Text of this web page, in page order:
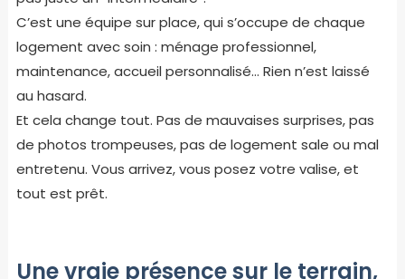
C’est une équipe sur place, qui s’occupe de chaque
logement avec soin : ménage professionnel,
maintenance, accueil personnalisé… Rien n’est laissé
au hasard.
Et cela change tout. Pas de mauvaises surprises, pas
de photos trompeuses, pas de logement sale ou mal
entretenu. Vous arrivez, vous posez votre valise, et
tout est prêt.
Une vraie présence sur le terrain,